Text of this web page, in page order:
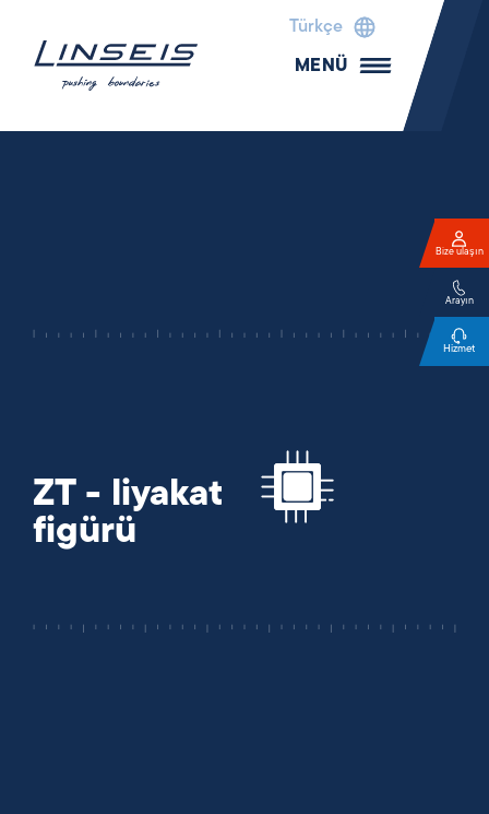
Türkçe
MENÜ
ZT - liyakat
figürü
Bize ulaşın
Arayın
Hizmet